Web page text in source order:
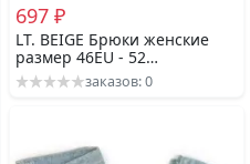
697 ₽
LT. BEIGE Брюки женские
размер 46EU - 52
российскийзаказов: 0